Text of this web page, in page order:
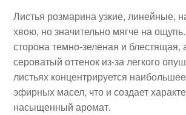
Листья розмарина узкие, линейные,
хвою, но значительно мягче на
сторона темно-зеленая и блестящая,
сероватый оттенок из-за легкого
листьях концентрируется
эфирных масел, что и создает
насыщенный аромат.